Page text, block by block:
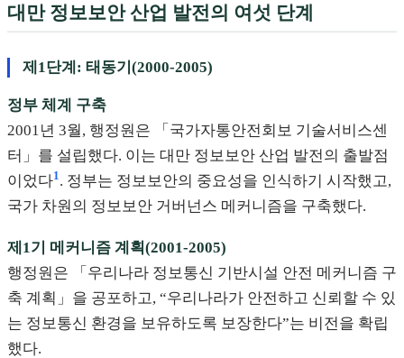
대만 정보보안 산업 발전의 여섯 단계
제1단계: 태동기(2000-2005)
정부 체계 구축
2001년 3월, 행정원은 「국가자통안전회보 기술서비스센
터」를 설립했다. 이는 대만 정보보안 산업 발전의 출발점
이었다1. 정부는 정보보안의 중요성을 인식하기 시작했고,
국가 차원의 정보보안 거버넌스 메커니즘을 구축했다.
제1기 메커니즘 계획(2001-2005)
행정원은 「우리나라 정보통신 기반시설 안전 메커니즘 구
축 계획」을 공포하고, “우리나라가 안전하고 신뢰할 수 있
는 정보통신 환경을 보유하도록 보장한다”는 비전을 확립
했다.